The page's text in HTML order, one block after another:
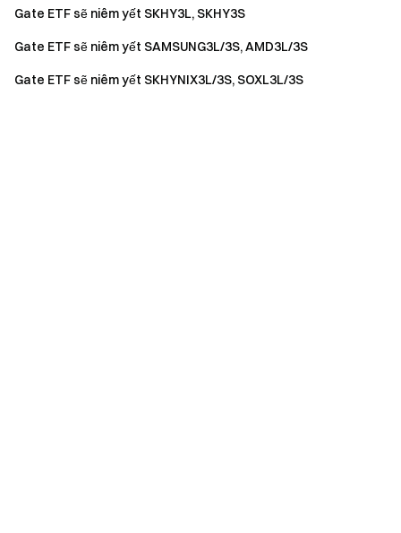
thông tin chi tiết mới nhất
Kiểm tra 100% Bằng chứng dự trữ của chúng tôi
Gate ETF sẽ niêm yết SKHY3L, SKHY3S
Gate ETF sẽ niêm yết SAMSUNG3L/3S, AMD3L/3S
Gate ETF sẽ niêm yết SKHYNIX3L/3S, SOXL3L/3S